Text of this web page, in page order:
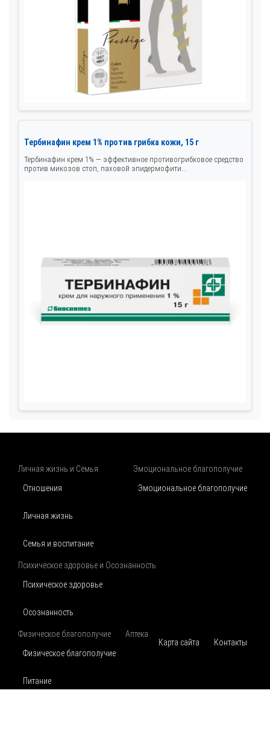
Тербинафин крем 1% против грибка кожи, 15 г
Тербинафин крем 1% — эффективное противогрибковое средство
против микозов стоп, паховой эпидермофити...
Личная жизнь и Семья
Отношения
Личная жизнь
Семья и воспитание
Эмоциональное благополучие
Эмоциональное благополучие
Психическое здоровье и Осознанность
Психическое здоровье
Осознанность
Физическое благополучие
Физическое благополучие
Питание
Аптека
Карта сайта
Контакты